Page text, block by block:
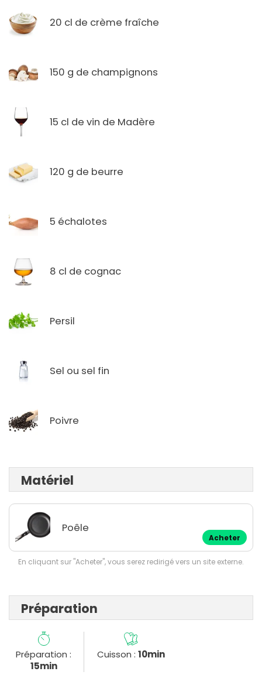
20 cl de crème fraîche
150 g de champignons
15 cl de vin de Madère
120 g de beurre
5 échalotes
8 cl de cognac
Persil
Sel ou sel fin
Poivre
Matériel
Poêle
Acheter
En cliquant sur "Acheter", vous serez redirigé vers un site externe.
Préparation
Préparation :
15min
Cuisson : 10min